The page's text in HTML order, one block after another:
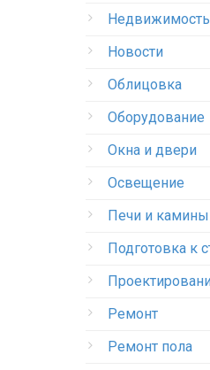
Недвижимость
Новости
Облицовка
Оборудование
Окна и двери
Освещение
Печи и камины
Подготовка к
Ремонт
Ремонт пола